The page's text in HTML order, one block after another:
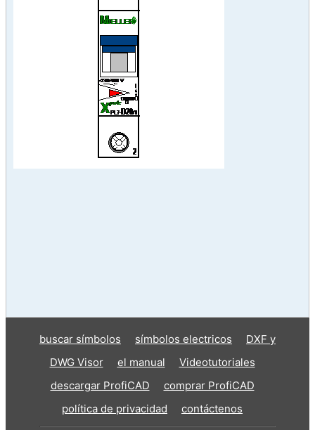
buscar símbolos símbolos electricos
DXF y
DWG Visor
el manual
Videotutoriales
descargar ProfiCAD
comprar ProfiCAD
política de privacidad
contáctenos